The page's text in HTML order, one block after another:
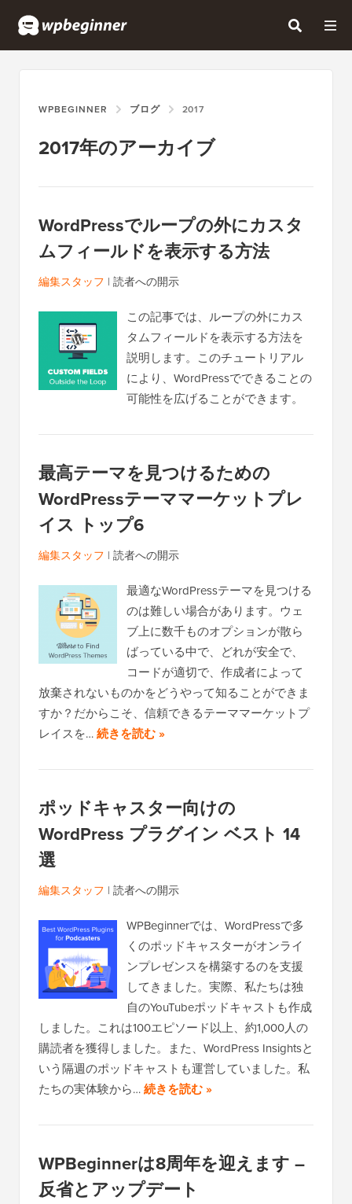
WPBEGINNER ブログ 2017
2017年のアーカイブ
WordPressでループの外にカスタ
ムフィールドを表示する方法
編集スタッフ | 読者への開示
この記事では、ループの外にカス
タムフィールドを表示する方法を
説明します。このチュートリアル
により、WordPressでできることの
可能性を広げることができます。
最高テーマを見つけるための
WordPressテーママーケットプレ
イス トップ6
編集スタッフ | 読者への開示
最適なWordPressテーマを見つける
のは難しい場合があります。ウェ
ブ上に数千ものオプションが散ら
ばっている中で、どれが安全で、
コードが適切で、作成者によって
放棄されないものかをどうやって知ることができま
すか？だからこそ、信頼できるテーママーケットプ
レイスを…続きを読む »
ポッドキャスター向けの
WordPress プラグイン ベスト 14
選
編集スタッフ | 読者への開示
WPBeginnerでは、WordPressで多
くのポッドキャスターがオンライ
ンプレゼンスを構築するのを支援
してきました。実際、私たちは独
自のYouTubeポッドキャストも作成
しました。これは100エピソード以上、約1,000人の
購読者を獲得しました。また、WordPress Insightsと
いう隔週のポッドキャストも運営していました。私
たちの実体験から…続きを読む »
WPBeginnerは8周年を迎えます –
反省とアップデート